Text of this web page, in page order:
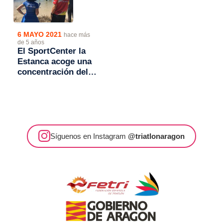
6 MAYO 2021 hace más
de 5 años
El SportCenter la
Estanca acoge una
concentración del
Síguenos en Instagram @triatlonaragon